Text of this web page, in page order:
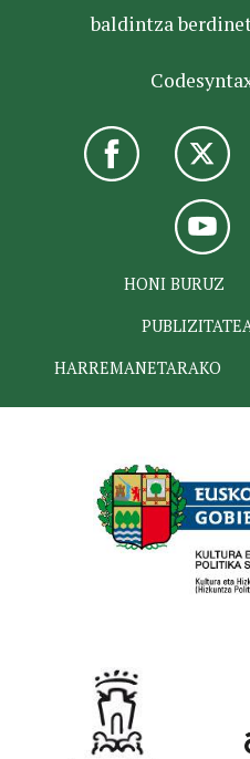
baldintza
HONI BURUZ
HARREMANETARAKO